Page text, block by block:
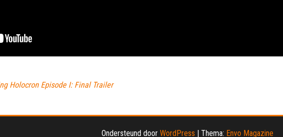
Holocron Episode I: Final Trailer
Ondersteund door WordPress | Thema: Envo Magazine